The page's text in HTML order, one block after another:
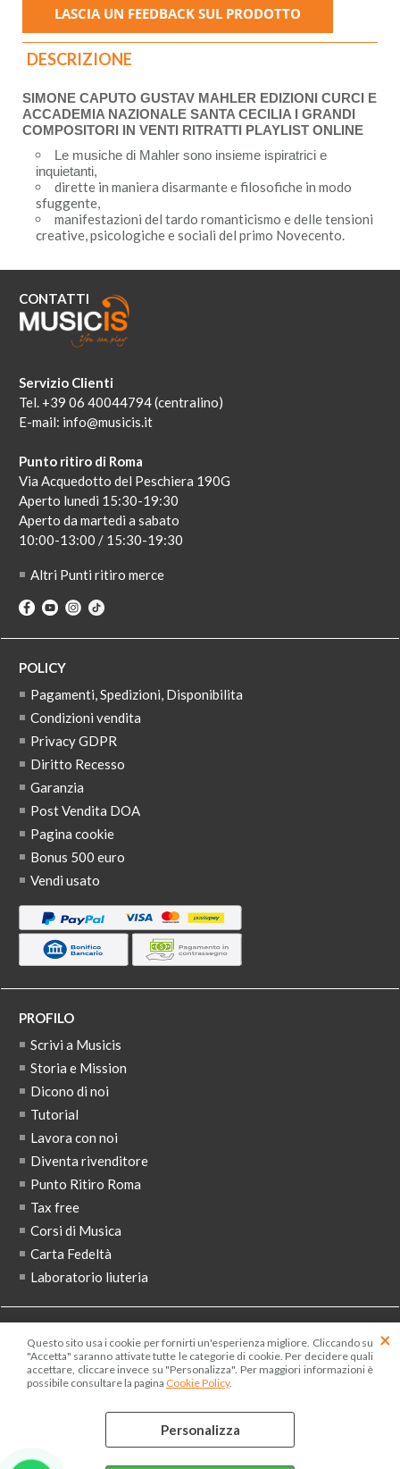
Questo sito usa i cookie per fornirti un'esperienza migliore. Cliccando su
"Accetta" saranno attivate tutte le categorie di cookie. Per decidere quali
accettare, cliccare invece su "Personalizza". Per maggiori informazioni è
possibile consultare la pagina Cookie Policy.
Personalizza
DESCRIZIONE
SIMONE CAPUTO GUSTAV MAHLER EDIZIONI CURCI E
ACCADEMIA NAZIONALE SANTA CECILIA I GRANDI
COMPOSITORI IN VENTI RITRATTI PLAYLIST ONLINE
Le musiche di Mahler sono insieme ispiratrici e
inquietanti,
dirette in maniera disarmante e filosofiche in modo
sfuggente,
manifestazioni del tardo romanticismo e delle tensioni
creative, psicologiche e sociali del primo Novecento.
CONTATTI
Servizio Clienti
Tel. +39 06 40044794 (centralino)
E-mail: info@musicis.it
Punto ritiro di Roma
Via Acquedotto del Peschiera 190G
Aperto lunedi 15:30-19:30
Aperto da martedi a sabato
10:00-13:00 / 15:30-19:30
Altri Punti ritiro merce
POLICY
Pagamenti, Spedizioni, Disponibilita
Condizioni vendita
Privacy GDPR
Diritto Recesso
Garanzia
Post Vendita DOA
Pagina cookie
Bonus 500 euro
Vendi usato
PROFILO
Scrivi a Musicis
Storia e Mission
Dicono di noi
Tutorial
Lavora con noi
Diventa rivenditore
Punto Ritiro Roma
Tax free
Corsi di Musica
Carta Fedeltà
Laboratorio liuteria
ISCRIVITI ALLA NEWSLETTER